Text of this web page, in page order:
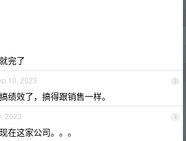
完了
3
10, 2023
绩效了，搞得跟销售一样。
4
2023
在这家公司。。。